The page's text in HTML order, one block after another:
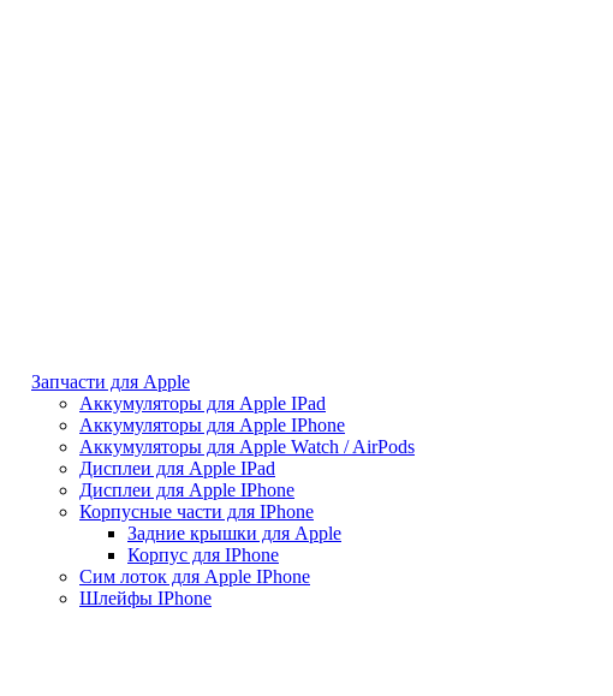
Запчасти для Apple
Аккумуляторы для Apple IPad
Аккумуляторы для Apple IPhone
Аккумуляторы для Apple Watch / AirPods
Дисплеи для Apple IPad
Дисплеи для Apple IPhone
Корпусные части для IPhone
Задние крышки для Apple
Корпус для IPhone
Сим лоток для Apple IPhone
Шлейфы IPhone